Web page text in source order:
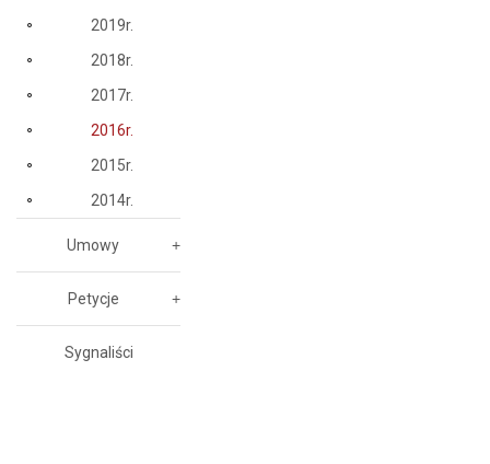
2019r.
2018r.
2017r.
2016r.
2015r.
2014r.
Umowy
Petycje
Sygnaliści